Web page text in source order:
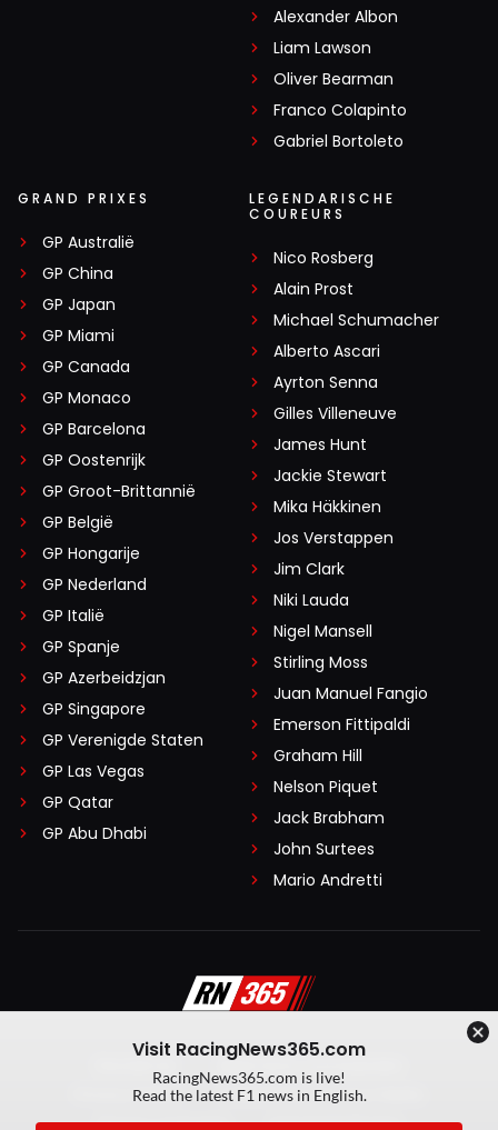
Alexander Albon
Liam Lawson
Oliver Bearman
Franco Colapinto
Gabriel Bortoleto
GRAND PRIXES
GP Australië
GP China
GP Japan
GP Miami
GP Canada
GP Monaco
GP Barcelona
GP Oostenrijk
GP Groot-Brittannië
GP België
GP Hongarije
GP Nederland
GP Italië
GP Spanje
GP Azerbeidzjan
GP Singapore
GP Verenigde Staten
GP Las Vegas
GP Qatar
GP Abu Dhabi
LEGENDARISCHE
COUREURS
Nico Rosberg
Alain Prost
Michael Schumacher
Alberto Ascari
Ayrton Senna
Gilles Villeneuve
James Hunt
Jackie Stewart
Mika Häkkinen
Jos Verstappen
Jim Clark
Niki Lauda
Nigel Mansell
Stirling Moss
Juan Manuel Fangio
Emerson Fittipaldi
Graham Hill
Nelson Piquet
Jack Brabham
John Surtees
Mario Andretti
Algemene voorwaarden
Privacy Policy
Created by On Your Marks
Privacy manager
Kansspeluitingen
Visit RacingNews365.com
RacingNews365.com is live!
Read the latest F1 news in English.